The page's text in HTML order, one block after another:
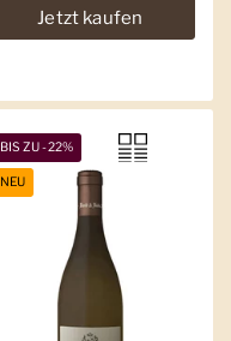
Jetzt kaufen
BIS ZU -22%
NEU